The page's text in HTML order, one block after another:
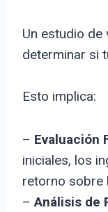
Un estudio de
determinar si
Esto implica:
– Evaluación
iniciales, los
retorno sobre
–Análisis de